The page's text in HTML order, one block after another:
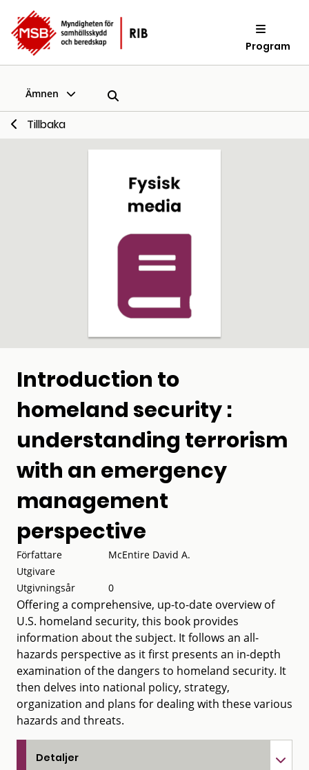
Program
Ämnen
Tillbaka
Introduction to
homeland security :
understanding terrorism
with an emergency
management
perspective
Författare
McEntire David A.
Utgivare
Utgivningsår
0
Offering a comprehensive, up-to-date overview of
U.S. homeland security, this book provides
information about the subject. It follows an all-
hazards perspective as it first presents an in-depth
examination of the dangers to homeland security. It
then delves into national policy, strategy,
organization and plans for dealing with these various
hazards and threats.
Detaljer